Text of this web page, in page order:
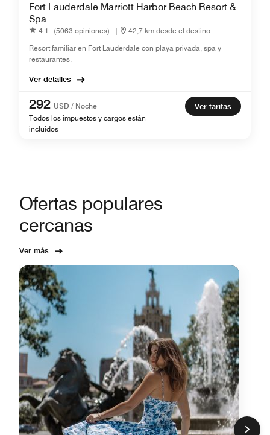
Fort Lauderdale Marriott Harbor Beach Resort &
Spa
4.1 (5063 opiniones) |
42,7 km desde el destino
Resort familiar en Fort Lauderdale con playa privada, spa y
restaurantes.
Ver detalles
292 USD / Noche
Todos los impuestos y cargos están
incluidos
Ver tarifas
Ofertas populares
cercanas
Ver más